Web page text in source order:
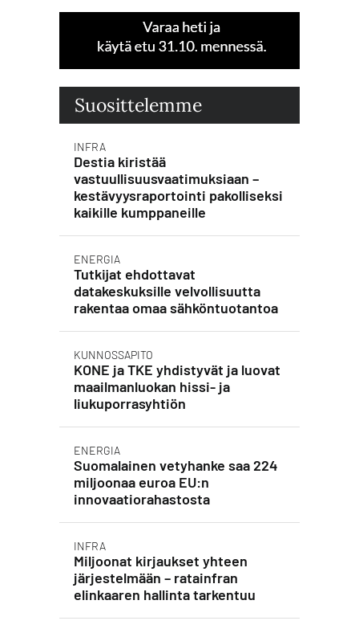
Suosittelemme
INFRA
Destia kiristää
vastuullisuusvaatimuksiaan –
kestävyysraportointi pakolliseksi
kaikille kumppaneille
ENERGIA
Tutkijat ehdottavat
datakeskuksille velvollisuutta
rakentaa omaa sähköntuotantoa
KUNNOSSAPITO
KONE ja TKE yhdistyvät ja luovat
maailmanluokan hissi- ja
liukuporrasyhtiön
ENERGIA
Suomalainen vetyhanke saa 224
miljoonaa euroa EU:n
innovaatiorahastosta
INFRA
Miljoonat kirjaukset yhteen
järjestelmään – ratainfran
elinkaaren hallinta tarkentuu